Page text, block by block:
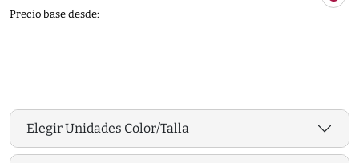
Precio base desde:
Elegir Unidades Color/Talla